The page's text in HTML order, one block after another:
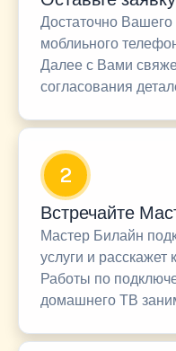
Достаточно
моблиьного
Далее с Вами
согласования
2
Встречайте
Мастер Билайн
услуги и расскажет
Работы по
домашнего ТВ